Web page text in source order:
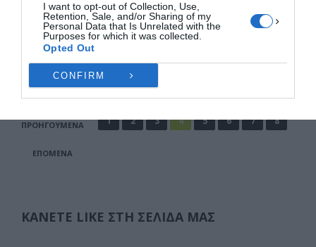
I want to opt-out of Collection, Use,
Retention, Sale, and/or Sharing of my
Personal Data that Is Unrelated with the
Purposes for which it was collected.
Opted Out
CONFIRM
έχασε τη ζωή του σε τροχαίο δυστύχημα που έγινε
στο 15ο χλμ. της Επαρχιακής …
F
a
c
b
o
k
M
a
st
n
E
m
ai
l
Μ
οι
ρ
α
ίτ
ε
Σελιδοποίηση
άρθρων
ΠΡΟΗΓΟΎΜΕΝΑ 1 2 3 4 5 6 7 8
ΕΠΌΜΕΝΑ
ΚΆΝΕΤΕ LIKE ΣΤΗ ΣΕΛΊΔΑ ΜΑΣ